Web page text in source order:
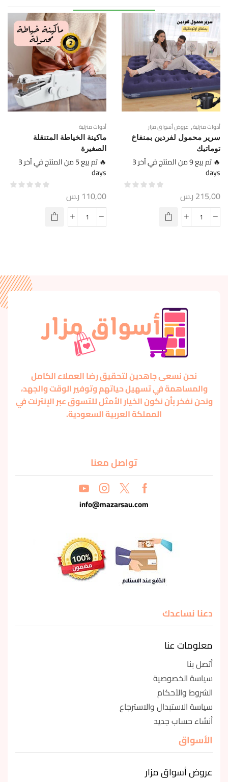
أدوات منزلية, عروض أسواق مزار
سرير محمول لفردين بمنفاخ
توماتيك
🔥 تم بيع 9 من المنتج في آخر 3
days
215,00 ر.س
أدوات منزلية
ماكينة الخياطة المتنقلة
الصغيرة
🔥 تم بيع 5 من المنتج في آخر 3
days
110,00 ر.س
نحن نسعى جاهدين لتحقيق رضا العملاء الكامل
والمساهمة في تسهيل حياتهم وتوفير الوقت والجهد،
ونحن نفخر بأن نكون الخيار الأمثل للتسوق عبر الإنترنت في
المملكة العربية السعودية.
تواصل معنا
info@mazarsau.com
دعنا نساعدك
معلومات عنا
أتصل بنا
سياسة الخصوصية
الشروط والأحكام
سياسة الاستبدال والاسترجاع
أنشاء حساب جديد
الأسواق
عروض أسواق مزار